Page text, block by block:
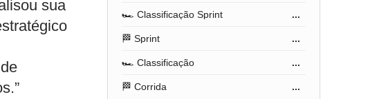
sua
🏎️ Classificação Sprint ...
🏁 Sprint ...
🏎️ Classificação ...
🏁 Corrida ...